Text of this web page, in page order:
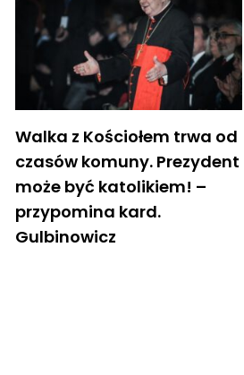
Walka z Kościołem trwa od
czasów komuny. Prezydent
może być katolikiem! –
przypomina kard.
Gulbinowicz